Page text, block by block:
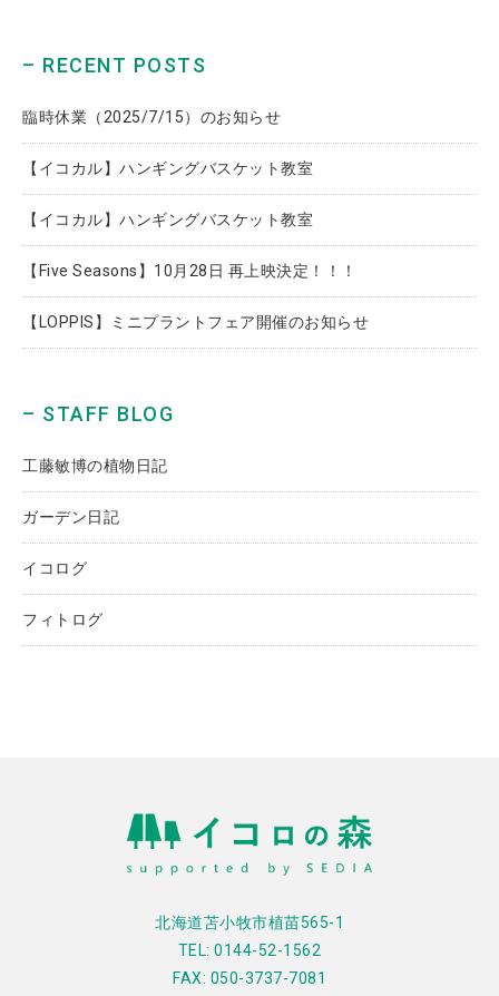
– RECENT POSTS
臨時休業（2025/7/15）のお知らせ
【イコカル】ハンギングバスケット教室
【イコカル】ハンギングバスケット教室
【Five Seasons】10月28日 再上映決定！！！
【LOPPIS】ミニプラントフェア開催のお知らせ
– STAFF BLOG
工藤敏博の植物日記
ガーデン日記
イコログ
フィトログ
北海道苫小牧市植苗565-1
TEL: 0144-52-1562
FAX: 050-3737-7081